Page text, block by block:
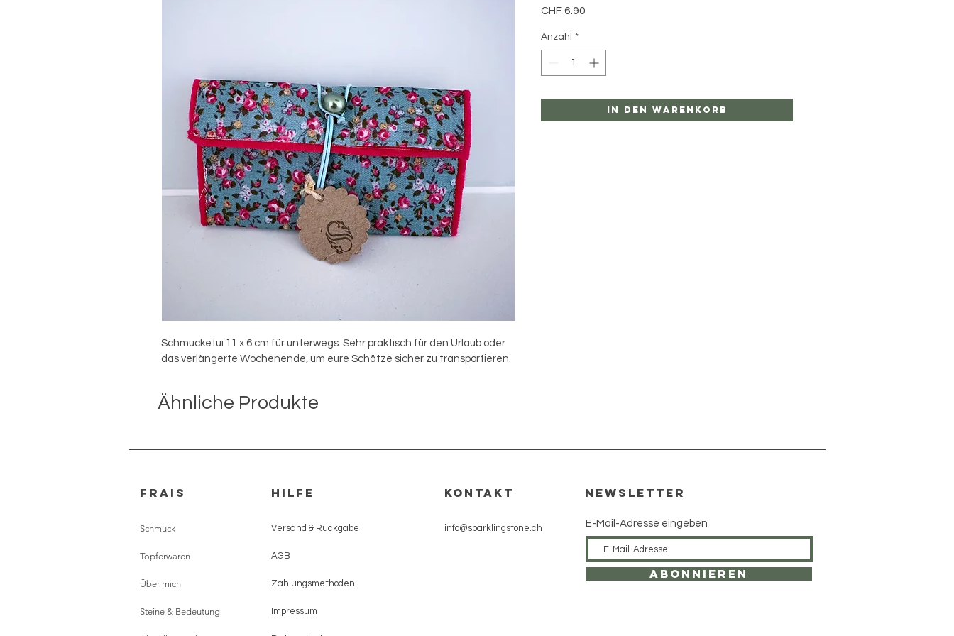
Schmucketui 11 x 6 cm für unterwegs. Sehr praktisch für den Urlaub oder
das verlängerte Wochenende, um eure Schätze sicher zu transportieren.
CHF 6.90
Anzahl *
In den Warenkorb
Ähnliche Produkte
FRAIS
Schmuck
Töpferwaren
Über mich
Steine & Bedeutung
HILFE
Versand & Rückgabe
AGB
Zahlungsmethoden
Impressum
KONTAKT
info@sparklingstone.ch
NEWSLETTER
E-Mail-Adresse eingeben
Abonnieren